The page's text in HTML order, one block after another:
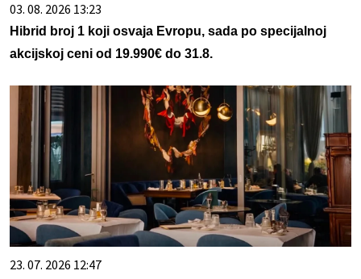
03. 08. 2026 13:23
Hibrid broj 1 koji osvaja Evropu, sada po specijalnoj
akcijskoj ceni od 19.990€ do 31.8.
23. 07. 2026 12:47